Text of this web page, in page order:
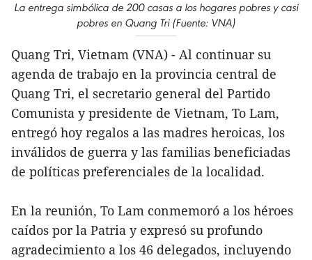
La entrega simbólica de 200 casas a los hogares pobres y casi
pobres en Quang Tri (Fuente: VNA)
Quang Tri, Vietnam (VNA) - Al continuar su
agenda de trabajo en la provincia central de
Quang Tri, el secretario general del Partido
Comunista y presidente de Vietnam, To Lam,
entregó hoy regalos a las madres heroicas, los
inválidos de guerra y las familias beneficiadas
de políticas preferenciales de la localidad.
En la reunión, To Lam conmemoró a los héroes
caídos por la Patria y expresó su profundo
agradecimiento a los 46 delegados, incluyendo